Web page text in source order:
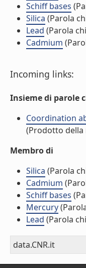
Schiff bases
Silica (Parola
Lead (Parola
Cadmium
Incoming links:
Insieme di parole
Coordination
(Prodotto della
Membro di
Silica (Parola
Cadmium
Schiff bases
Mercury
Lead (Parola
data.CNR.it